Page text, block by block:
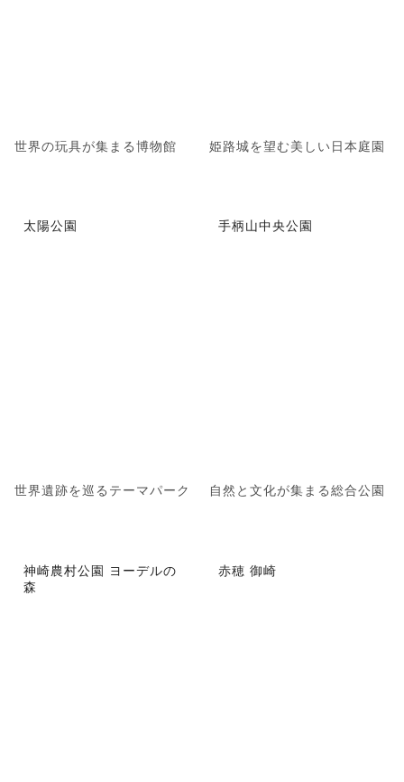
世界の玩具が集まる博物館 姫路城を望む美しい日本庭園
太陽公園
世界遺跡を巡るテーマパーク
手柄山中央公園
自然と文化が集まる総合公園
神崎農村公園 ヨーデルの
森
赤穂 御崎